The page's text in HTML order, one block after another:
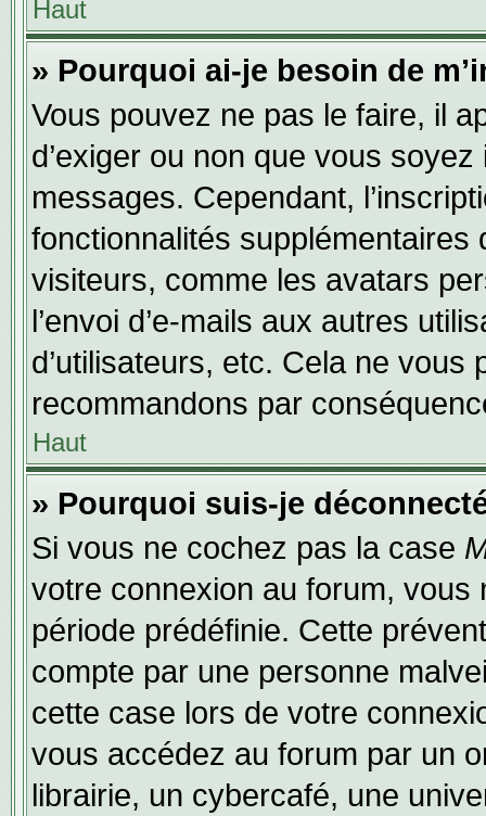
Haut
» Pourquoi ai-je besoin de
Vous pouvez ne pas le faire, il
d’exiger ou non que vous
messages. Cependant,
fonctionnalités
visiteurs, comme les avatars
l’envoi d’e-mails aux autres
d’utilisateurs, etc. Cela ne vous
recommandons par
Haut
» Pourquoi suis-je
Si vous ne cochez pas la case
votre connexion au forum,
période prédéfinie. Cette
compte par une personne
cette case lors de votre
vous accédez au forum par un
librairie, un cybercafé, une